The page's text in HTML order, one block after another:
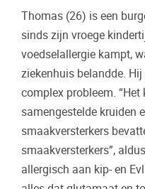
Thomas (26) is een
sinds zijn vroege
voedselallergie kampt,
ziekenhuis belandde.
complex probleem.
samengestelde kruiden
smaakversterkers
smaakversterkers”,
allergisch aan kip- en